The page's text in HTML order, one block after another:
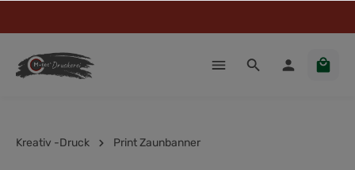
Kreativ -Druck Print Zaunbanner